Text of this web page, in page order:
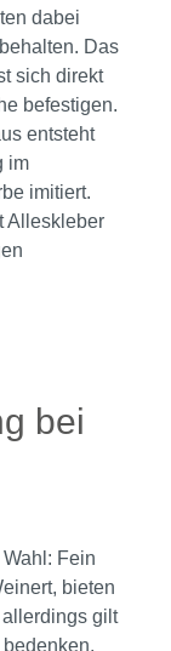
dabei
Das
sich direkt
befestigen.
entsteht
im
imitiert.
Alleskleber
bei
Fein
bieten
gilt